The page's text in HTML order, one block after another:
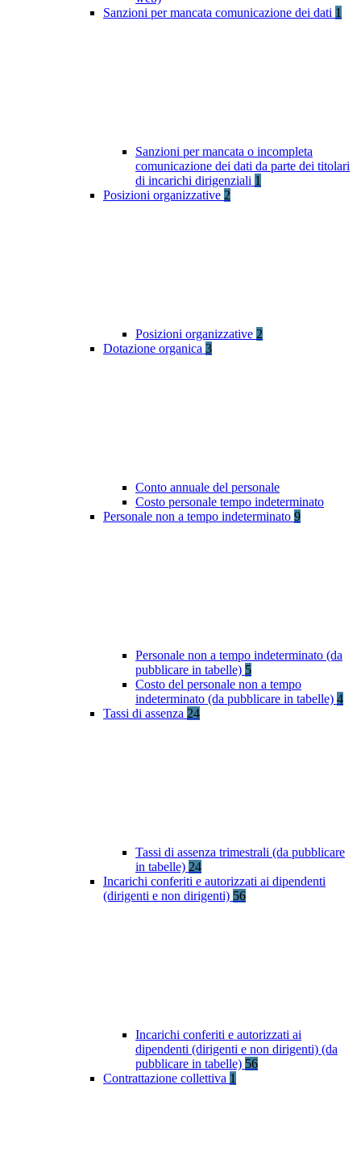
Sanzioni per mancata comunicazione dei dati 1
Sanzioni per mancata o incompleta
comunicazione dei dati da parte dei titolari
di incarichi dirigenziali 1
Posizioni organizzative 2
Posizioni organizzative 2
Dotazione organica 3
Conto annuale del personale
Costo personale tempo indeterminato
Personale non a tempo indeterminato 9
Personale non a tempo indeterminato (da
pubblicare in tabelle) 5
Costo del personale non a tempo
indeterminato (da pubblicare in tabelle) 4
Tassi di assenza 24
Tassi di assenza trimestrali (da pubblicare
in tabelle) 24
Incarichi conferiti e autorizzati ai dipendenti
(dirigenti e non dirigenti) 56
Incarichi conferiti e autorizzati ai
dipendenti (dirigenti e non dirigenti) (da
pubblicare in tabelle) 56
Contrattazione collettiva 1